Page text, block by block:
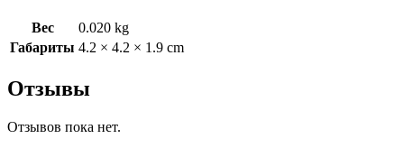
Вес
0.020 kg
Габариты 4.2 × 4.2 × 1.9 cm
Отзывы
Отзывов пока нет.